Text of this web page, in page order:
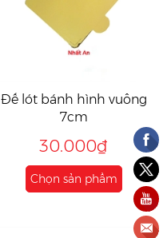
Đế lót bánh hình vuông
7cm
30.000₫
Chọn sản phẩm